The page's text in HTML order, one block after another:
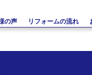
の声 リフォームの流れ